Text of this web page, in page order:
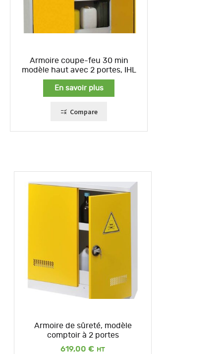
Armoire coupe-feu 30 min
modèle haut avec 2 portes, IHL
En savoir plus
Compare
Armoire de sûreté, modèle
comptoir à 2 portes
619,00 €